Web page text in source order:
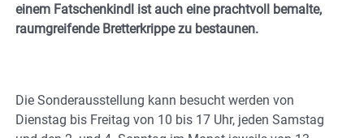
einem Fatschenkindl ist auch eine prachtvoll bemalte,
raumgreifende Bretterkrippe zu bestaunen.
Die Sonderausstellung kann besucht werden von
Dienstag bis Freitag von 10 bis 17 Uhr, jeden Samstag